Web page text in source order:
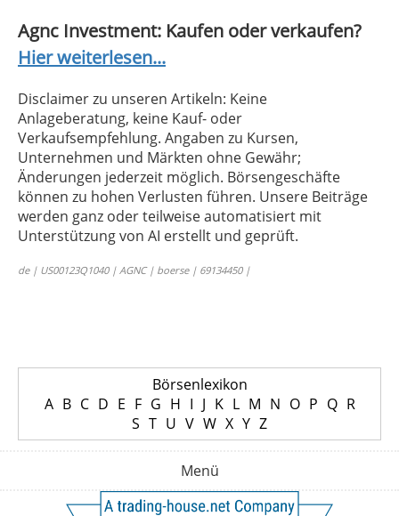
Agnc Investment: Kaufen oder verkaufen?
Hier weiterlesen...
Disclaimer zu unseren Artikeln: Keine
Anlageberatung, keine Kauf- oder
Verkaufsempfehlung. Angaben zu Kursen,
Unternehmen und Märkten ohne Gewähr;
Änderungen jederzeit möglich. Börsengeschäfte
können zu hohen Verlusten führen. Unsere Beiträge
werden ganz oder teilweise automatisiert mit
Unterstützung von AI erstellt und geprüft.
de | US00123Q1040 | AGNC | boerse | 69134450 |
Börsenlexikon
A B C D E F G H I J K L M N O P Q R
S T U V W X Y Z
Menü